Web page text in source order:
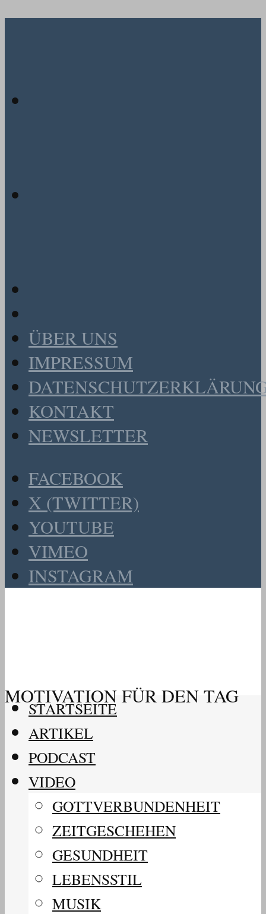
ÜBER UNS
IMPRESSUM
KONTAKT
NEWSLETTER
FACEBOOK
X (TWITTER)
YOUTUBE
VIMEO
INSTAGRAM
MOTIVATION FÜR DEN TAG
STARTSEITE
ARTIKEL
PODCAST
VIDEO
GOTTVERBUNDENHEIT
ZEITGESCHEHEN
GESUNDHEIT
LEBENSSTIL
MUSIK